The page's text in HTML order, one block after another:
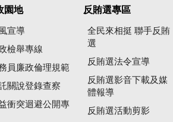
園地
宣導
檢舉專線
員廉政倫理規範
關說登錄查察
衝突迴避公開專
反賄選專區
全民來相挺 聯手反賄
選
反賄選法令宣導
反賄選影音下載及媒
體報導
反賄選活動剪影